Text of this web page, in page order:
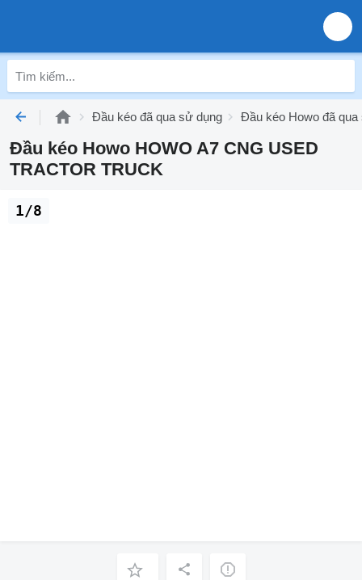
Đầu kéo đã qua sử dụng Đầu kéo Howo đã qua
Đầu kéo Howo HOWO A7 CNG USED
TRACTOR TRUCK
1/8